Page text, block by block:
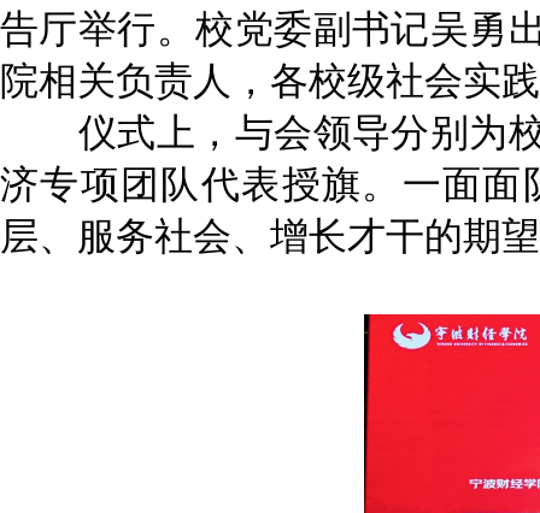
告厅举行。校党委副书记吴勇
院相关负责人，各校级社会实
仪式上，与会领导分别为校
济专项团队代表授旗。一面
层、服务社会、增长才干的期